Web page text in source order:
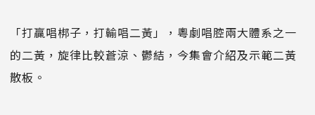
「打贏唱梆子，打輸唱二黃」，粵劇唱腔兩大體系之一
的二黃，旋律比較蒼涼、鬱結，今集會介紹及示範二黃
散板。